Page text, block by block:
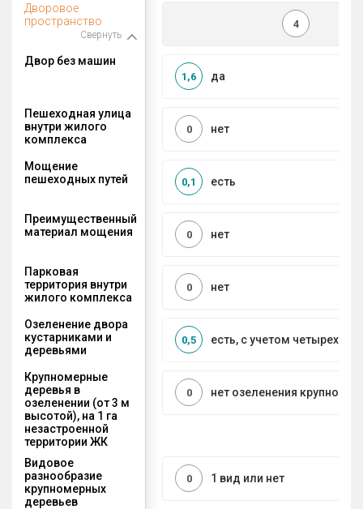
Дворовое
пространство
Свернуть
4
Двор без машин
да
1,6
Пешеходная улица
внутри жилого
комплекса
нет
0
Мощение
пешеходных путей
есть
0,1
Преимущественный
материал мощения
нет
0
Парковая
территория внутри
жилого комплекса
нет
0
Озеленение двора
кустарниками и
деревьями
есть, с учетом четырех
0,5
Крупномерные
деревья в
озеленении (от 3 м
высотой), на 1 га
незастроенной
территории ЖК
нет озеленения
0
Видовое
разнообразие
крупномерных
деревьев
1 вид или нет
0